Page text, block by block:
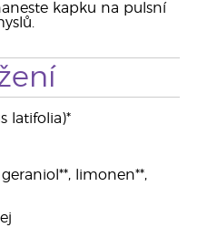
kapku na pulsní
latifolia)*
limonen**,